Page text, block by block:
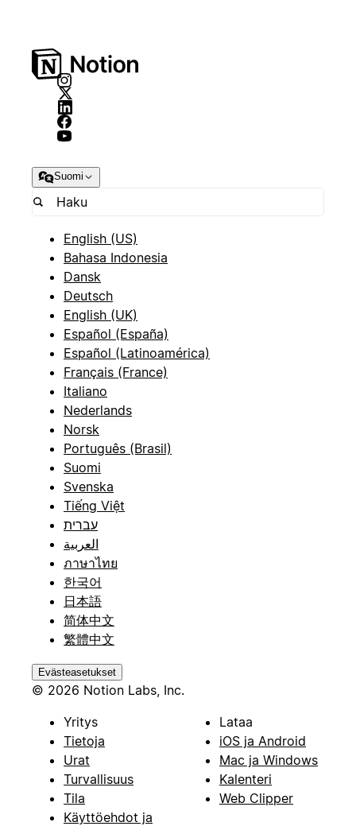
Suomi
English (US)
Bahasa Indonesia
Dansk
Deutsch
English (UK)
Español (España)
Español (Latinoamérica)
Français (France)
Italiano
Nederlands
Norsk
Português (Brasil)
Suomi
Svenska
Tiếng Việt
עברית
العربية
ภาษาไทย
한국어
日本語
简体中文
繁體中文
Evästeasetukset
© 2026 Notion Labs, Inc.
Yritys
Tietoja
Urat
Turvallisuus
Tila
Käyttöehdot ja
Lataa
iOS ja Android
Mac ja Windows
Kalenteri
Web Clipper